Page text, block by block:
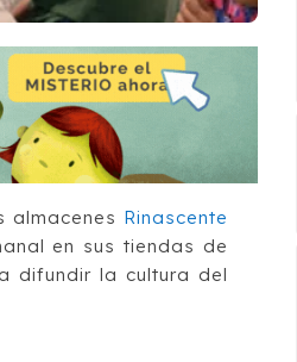
almacenes Rinascente
en sus tiendas de
difundir la cultura del